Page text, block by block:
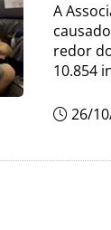
A
redor
10.854
26/